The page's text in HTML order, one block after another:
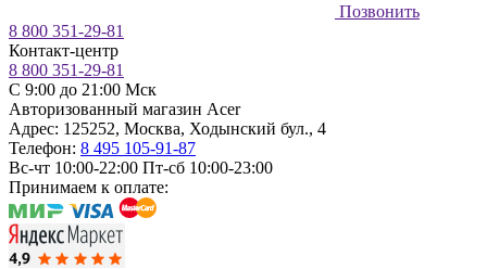
Позвонить
8 800 351-29-81
Контакт-центр
8 800 351-29-81
C 9:00 до 21:00 Мск
Авторизованный магазин Acer
Адрес: 125252, Москва, Ходынский бул., 4
Телефон: 8 495 105-91-87
Вс-чт 10:00-22:00 Пт-сб 10:00-23:00
Принимаем к оплате: